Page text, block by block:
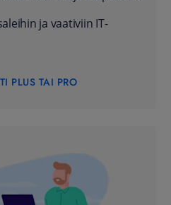
ja vaativiin IT-
PLUS TAI PRO